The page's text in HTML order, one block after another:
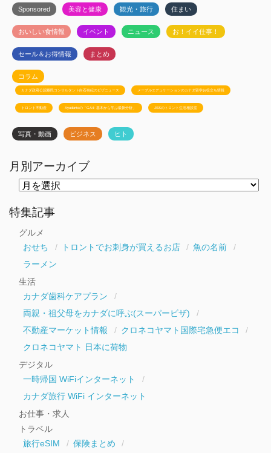
Sponsored 美容と健康 観光・旅行 住まい
おいしい食情報 イベント ニュース お！イイ仕事！
セール＆お得情報 まとめ
コラム
カナダ政府公認移民コンサルタント白石有紀のビザニュース メープルエデュケーションのカナダ留学お役立ち情報
トロント不動産 Ayudanteの「GA4: 基本から学ぶ最新分析」 JSSのトロント生活相談室
写真・動画 ビジネス ヒト
月別アーカイブ
ー
カ
特集記事
グルメ
おせち
トロントでお刺身が買えるお店
魚の名前
ラーメン
生活
カナダ歯科ケアプラン
両親・祖父母をカナダに呼ぶ(スーパービザ)
不動産マーケット情報
クロネコヤマト国際宅急便エコ
クロネコヤマト 日本に荷物
デジタル
一時帰国 WiFiインターネット
カナダ旅行 WiFi インターネット
お仕事・求人
トラベル
旅行eSIM
保険まとめ